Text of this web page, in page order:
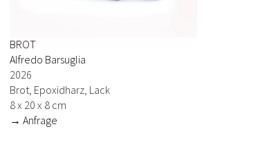
BROT
Alfredo Barsuglia
2026
Brot, Epoxidharz, Lack
8 x 20 x 8 cm
→ Anfrage